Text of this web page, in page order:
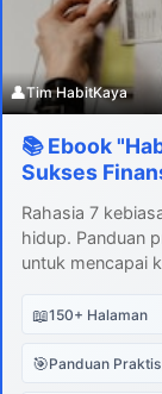
👤Tim HabitKaya
📚 Ebook
Sukses
Rahasia 7
hidup. Panduan
untuk mencapai
📖150+ Halaman
🎯Panduan Praktis